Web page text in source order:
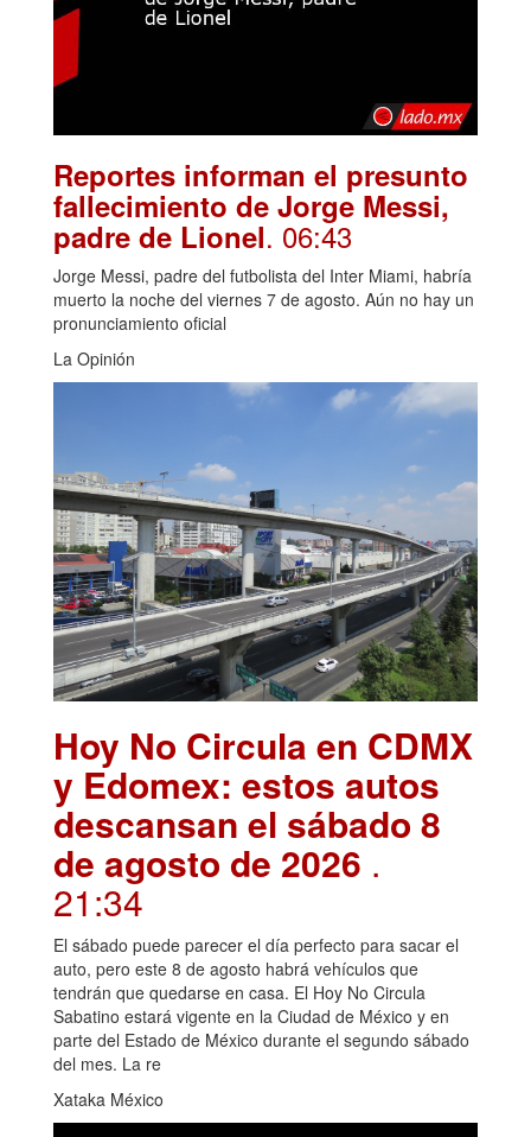
Reportes informan el presunto
fallecimiento de Jorge Messi,
padre de Lionel. 06:43
Jorge Messi, padre del futbolista del Inter Miami, habría
muerto la noche del viernes 7 de agosto. Aún no hay un
pronunciamiento oficial
La Opinión
Hoy No Circula en CDMX
y Edomex: estos autos
descansan el sábado 8
de agosto de 2026 .
21:34
El sábado puede parecer el día perfecto para sacar el
auto, pero este 8 de agosto habrá vehículos que
tendrán que quedarse en casa. El Hoy No Circula
Sabatino estará vigente en la Ciudad de México y en
parte del Estado de México durante el segundo sábado
del mes. La re
Xataka México